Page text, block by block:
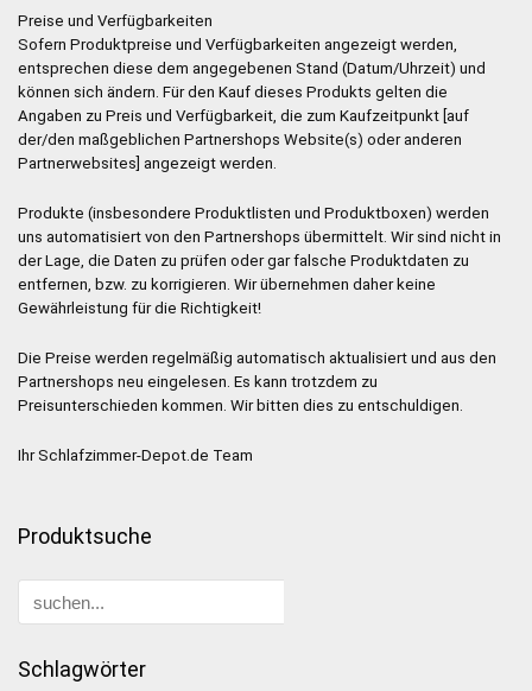
Preise und Verfügbarkeiten
Sofern Produktpreise und Verfügbarkeiten angezeigt werden,
entsprechen diese dem angegebenen Stand (Datum/Uhrzeit) und
können sich ändern. Für den Kauf dieses Produkts gelten die
Angaben zu Preis und Verfügbarkeit, die zum Kaufzeitpunkt [auf
der/den maßgeblichen Partnershops Website(s) oder anderen
Partnerwebsites] angezeigt werden.
Produkte (insbesondere Produktlisten und Produktboxen) werden
uns automatisiert von den Partnershops übermittelt. Wir sind nicht in
der Lage, die Daten zu prüfen oder gar falsche Produktdaten zu
entfernen, bzw. zu korrigieren. Wir übernehmen daher keine
Gewährleistung für die Richtigkeit!
Die Preise werden regelmäßig automatisch aktualisiert und aus den
Partnershops neu eingelesen. Es kann trotzdem zu
Preisunterschieden kommen. Wir bitten dies zu entschuldigen.
Ihr Schlafzimmer-Depot.de Team
Produktsuche
Schlagwörter